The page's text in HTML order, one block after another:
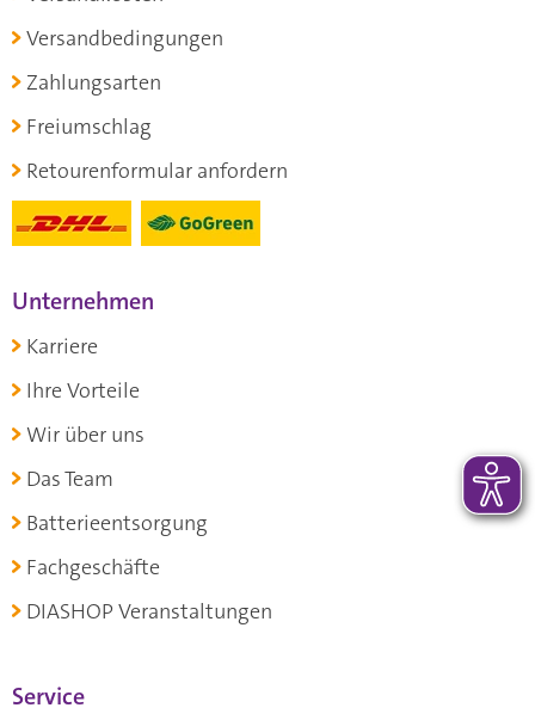
Versandbedingungen
Zahlungsarten
Freiumschlag
Retourenformular anfordern
Unternehmen
Karriere
Ihre Vorteile
Wir über uns
Das Team
Batterieentsorgung
Fachgeschäfte
DIASHOP Veranstaltungen
Service